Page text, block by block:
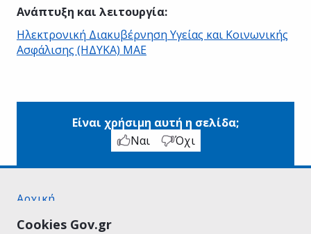
Cookies Gov.gr
Ανάπτυξη και λειτουργία:
Ηλεκτρονική Διακυβέρνηση Υγείας και Κοινωνικής
Ασφάλισης (ΗΔΥΚΑ) ΜΑΕ
Είναι χρήσιμη αυτή η σελίδα;
Ναι
Όχι
Αρχική